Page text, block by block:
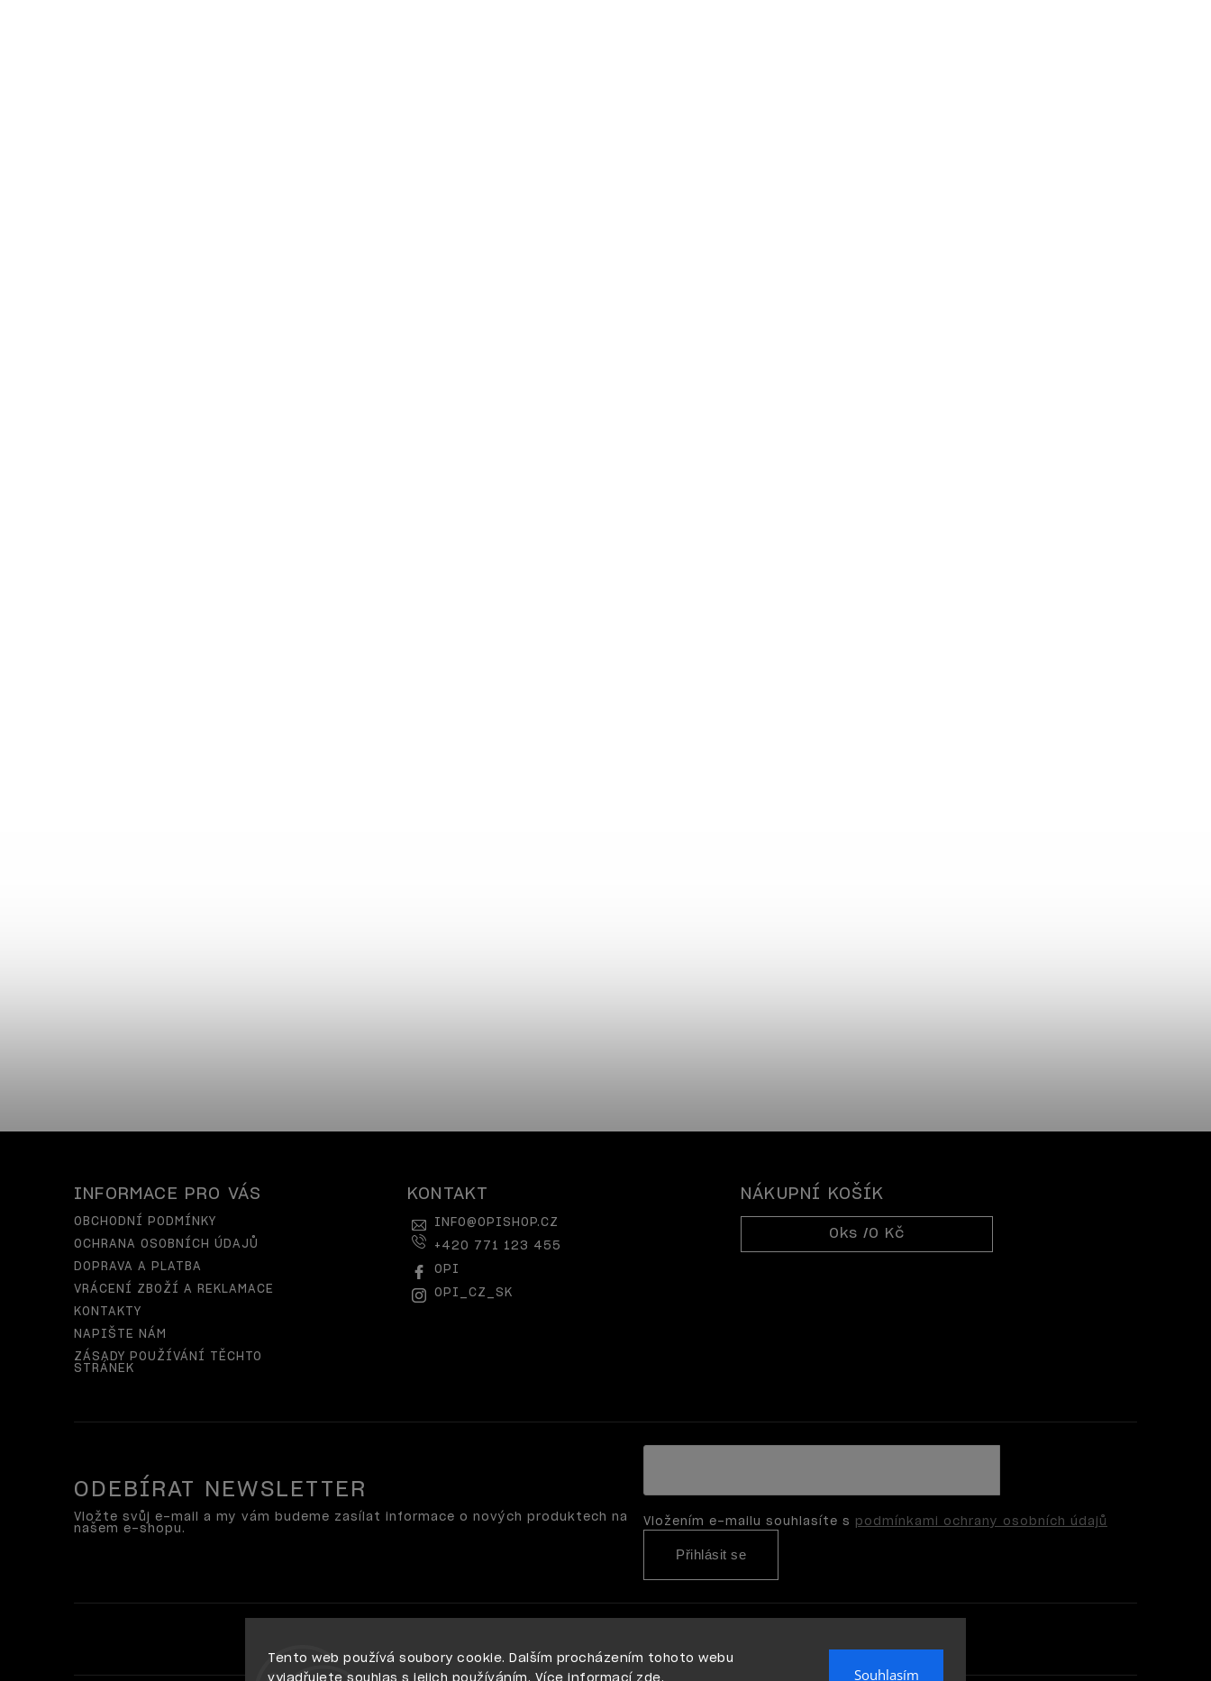
Tento web používá soubory cookie. Dalším procházením tohoto webu
Souhlasím
INFORMACE PRO VÁS
OBCHODNÍ PODMÍNKY
OCHRANA OSOBNÍCH ÚDAJŮ
DOPRAVA A PLATBA
VRÁCENÍ ZBOŽÍ A REKLAMACE
KONTAKTY
NAPIŠTE NÁM
ZÁSADY POUŽÍVÁNÍ TĚCHTO
STRÁNEK
KONTAKT
INFO@OPISHOP.CZ
+420 771 123 455
OPI
OPI_CZ_SK
NÁKUPNÍ KOŠÍK
0 ks /0 Kč
ODEBÍRAT NEWSLETTER
Vložte svůj e-mail a my vám budeme zasílat informace o nových produktech na
našem e-shopu.
Vložením e-mailu souhlasíte s podmínkami ochrany osobních údajů
Přihlásit se